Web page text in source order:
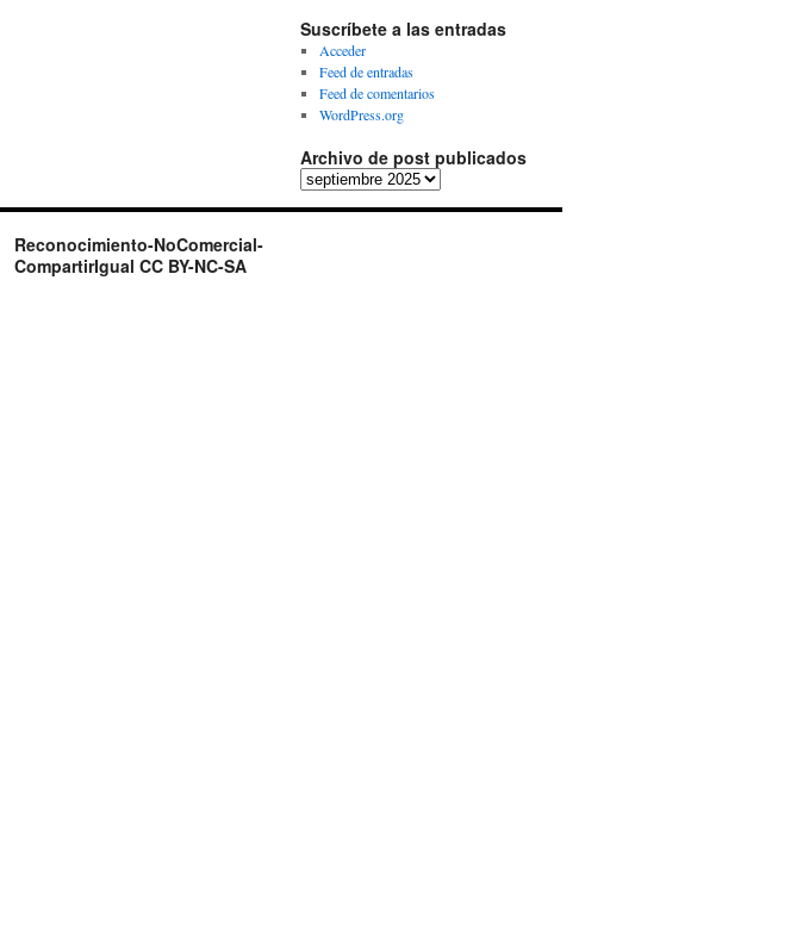
Suscríbete a las entradas
Acceder
Feed de entradas
Feed de comentarios
WordPress.org
Archivo de post publicados
Archivo
Reconocimiento-NoComercial-
CompartirIgual CC BY-NC-SA